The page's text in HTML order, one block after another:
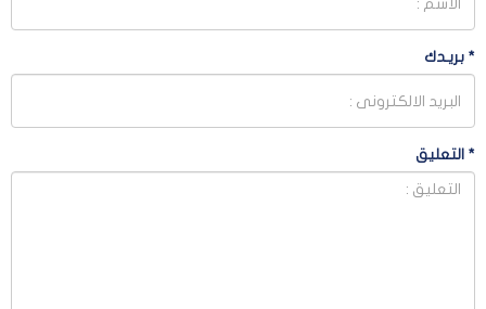
* بريـدك
* التعليق